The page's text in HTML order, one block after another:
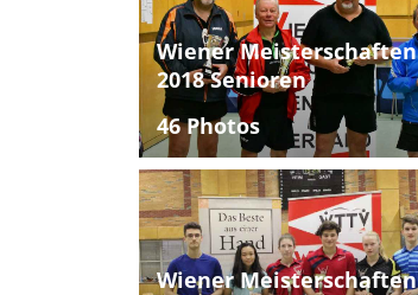
Wiener Meisterschaften
2018 Senioren
46 Photos
Wiener Meisterschaften